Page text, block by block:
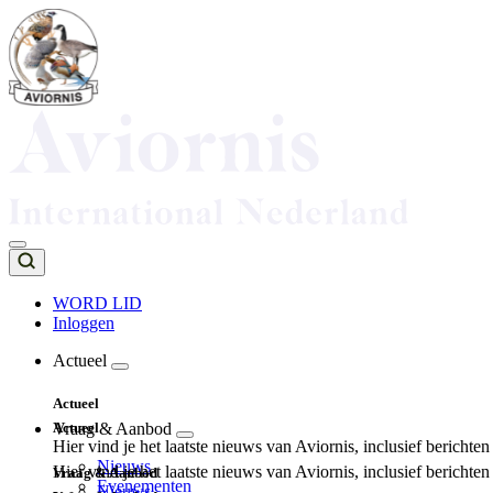
Overslaan
en
naar
de
inhoud
Top
navigation
WORD LID
Inloggen
navigation
Actueel
Actueel
Hier vind je het laatste nieuws van Aviornis, inclusief
Nieuws
Evenementen
Actueel
Hier vind je het laatste nieuws van Aviornis, inclusief
Vraag & Aanbod
Vraag & Aanbod